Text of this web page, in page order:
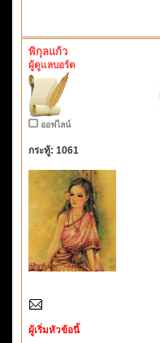
พิกุลแก้ว
ผู้ดูแลบอร์ด
ออฟไลน์
กระทู้: 1061
ผู้เริ่มหัวข้อนี้